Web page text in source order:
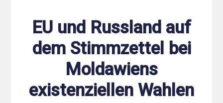
EU und Russland auf
dem Stimmzettel bei
Moldawiens
existenziellen Wahlen